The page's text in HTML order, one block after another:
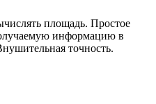
площадь. Простое
информацию в
точность.